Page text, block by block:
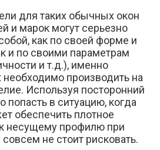
для таких обычных окон
и марок могут серьезно
как по своей форме и
и по своими параметрам
и т.д.), именно
необходимо производить на
Используя посторонний
попасть в ситуацию, когда
обеспечить плотное
несущему профилю при
не стоит рисковать.